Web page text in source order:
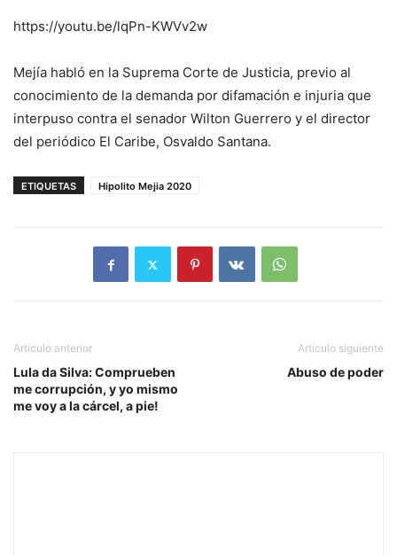
https://youtu.be/lqPn-KWVv2w
Mejía habló en la Suprema Corte de Justicia, previo al
conocimiento de la demanda por difamación e injuria que
interpuso contra el senador Wilton Guerrero y el director
del periódico El Caribe, Osvaldo Santana.
ETIQUETAS Hipolito Mejia 2020
Artículo anterior
Lula da Silva: Comprueben
me corrupción, y yo mismo
me voy a la cárcel, a pie!
Artículo siguiente
Abuso de poder